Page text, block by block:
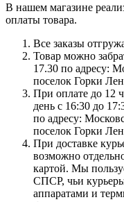
В нашем магазине
оплаты товара.
Все заказы
Товар можно
17.30 по адресу:
поселок Горки
При оплате до 12
день с 16:30 до
по адресу:
поселок Горки
При доставке
возможно
картой. Мы
СПСР, чьи
аппаратами и